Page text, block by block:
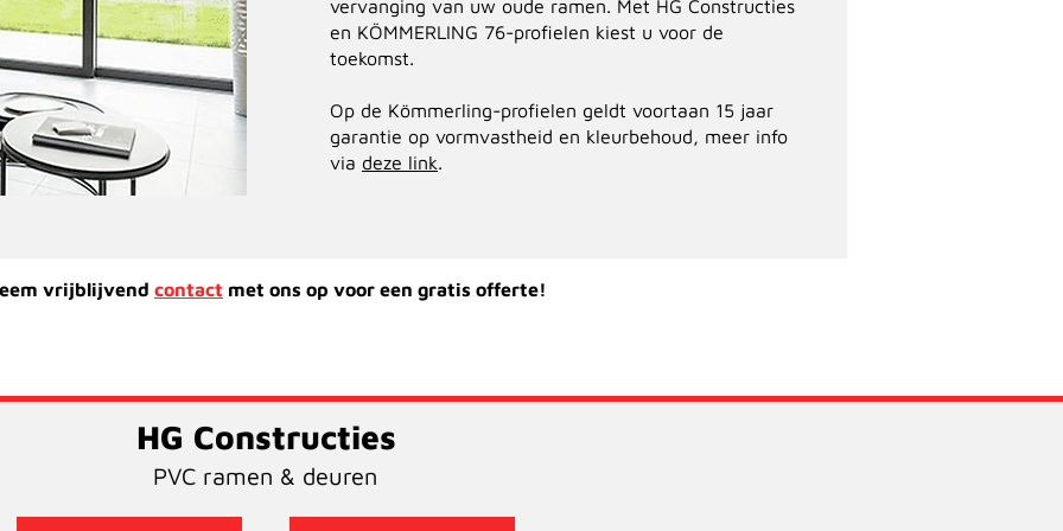
vervanging van uw oude ramen. Met HG Constructies
en KÖMMERLING 76-profielen kiest u voor de
toekomst.
Op de Kömmerling-profielen geldt voortaan 15 jaar
garantie op vormvastheid en kleurbehoud, meer info
via deze link.
vrijblijvend contact met ons op voor een gratis offerte!
HG Constructies
PVC ramen & deuren